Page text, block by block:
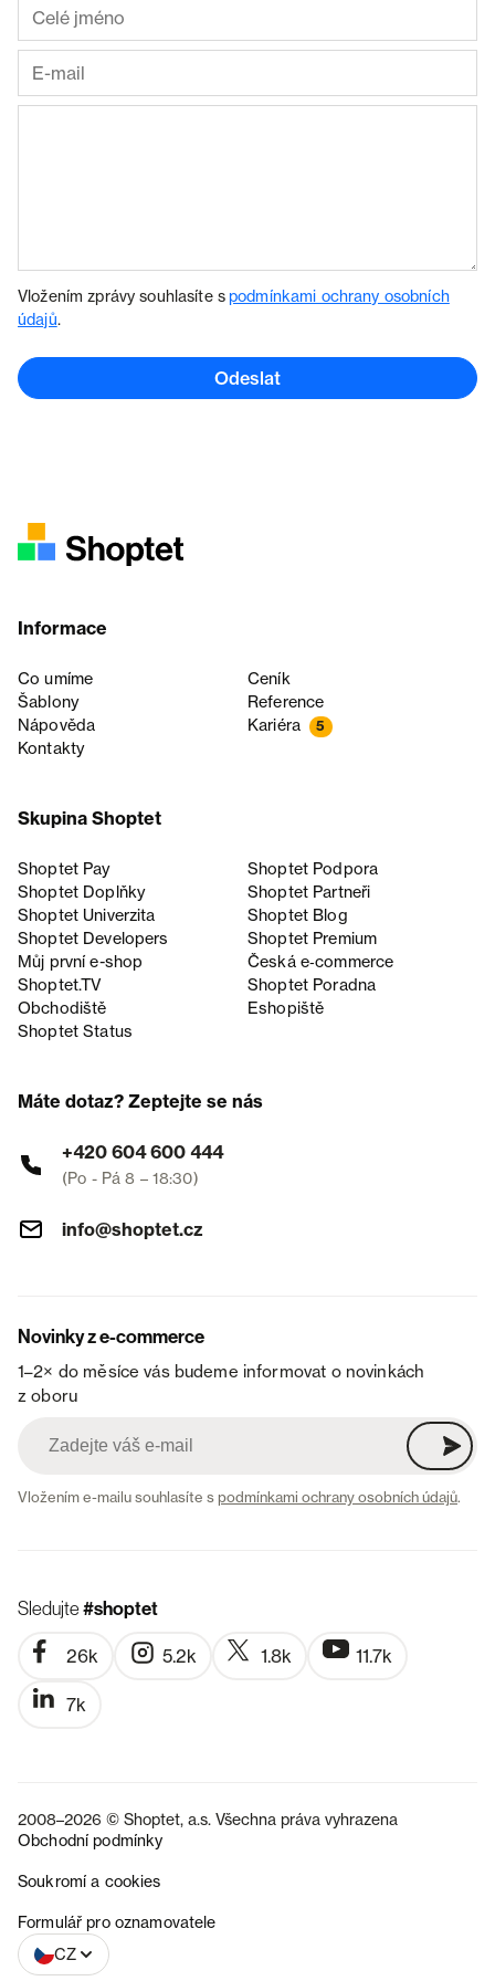
Vložením zprávy souhlasíte spodmínkami ochrany osobních
údajů.
Odeslat
Informace
Co umíme
Ceník
Šablony
Reference
Nápověda
Kariéra 5
Kontakty
Skupina Shoptet
Shoptet Pay
Shoptet Podpora
Shoptet Doplňky
Shoptet Partneři
Shoptet Univerzita
Shoptet Blog
Shoptet Developers
Shoptet Premium
Můj první e-shop
Česká e‑commerce
Shoptet.TV
Shoptet Poradna
Obchodiště
Eshopiště
Shoptet Status
Máte dotaz? Zeptejte se nás
+420 604 600 444
(Po - Pá 8 – 18:30)
info@shoptet.cz
Novinky z e-commerce
1–2× do měsíce vás budeme informovat o novinkách
z oboru
Vložením e-mailu souhlasíte spodmínkami ochrany osobních údajů.
Sledujte#shoptet
26k 5.2k 1.8k 11.7k
7k
2008–2026 © Shoptet, a.s. Všechna práva vyhrazena
Obchodní podmínky
Soukromí a cookies
Formulář pro oznamovatele
CZ